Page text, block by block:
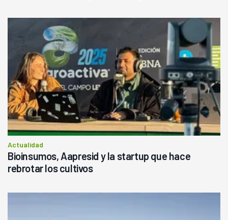
Actualidad
Bioinsumos, Aapresid y la startup que hace
rebrotar los cultivos